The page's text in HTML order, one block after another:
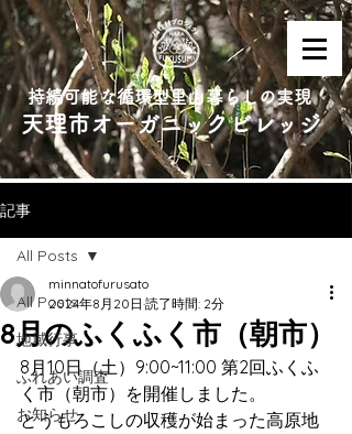
持続可能な循環型里山暮らしの実現
天理市オーガニックビレッジ
記事
All Posts
地域行事
ふれあい調査
お知らせ
All Posts
8月のふくふく市（朝市）
minnatofurusato
2024年8月20日 読了時間: 2分
8月10日（土）9:00~11:00 第2回ふくふ
く市（朝市）を開催しました。
とうもろこしの収穫が始まった高原地